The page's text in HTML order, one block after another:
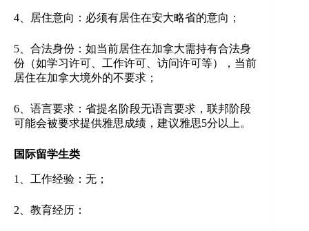
4、居住意向：必须有居住在安大略省的意向；
5、合法身份：如当前居住在加拿大需持有合法身
份（如学习许可、工作许可、访问许可等），当前
居住在加拿大境外的不要求；
6、语言要求：省提名阶段无语言要求，联邦阶段
可能会被要求提供雅思成绩，建议雅思5分以上。
国际留学生类
1、工作经验：无；
2、教育经历：